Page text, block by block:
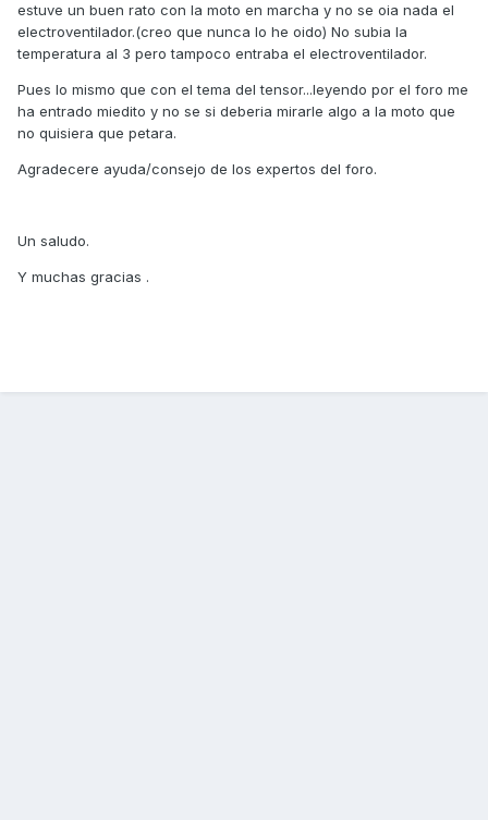
estuve un buen rato con la moto en marcha y no se oia nada el
electroventilador.(creo que nunca lo he oido) No subia la
temperatura al 3 pero tampoco entraba el electroventilador.
Pues lo mismo que con el tema del tensor...leyendo por el foro me
ha entrado miedito y no se si deberia mirarle algo a la moto que
no quisiera que petara.
Agradecere ayuda/consejo de los expertos del foro.
Un saludo.
Y muchas gracias .